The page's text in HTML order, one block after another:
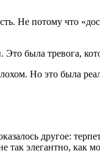
Не потому что
была тревога,
Но это была
другое:
так элегантно, как